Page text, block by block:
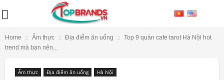
Home Ẩm thực Địa điểm ăn uống
Top 9 quán cafe tarot Hà Nội hot
trend mà bạn nên...
Ẩm thực Địa điểm ăn uống Hà Nội